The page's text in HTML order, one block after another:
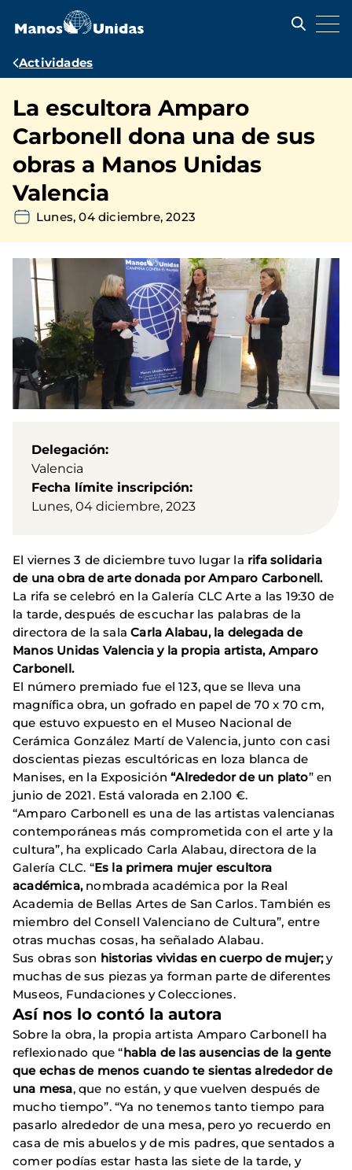
contenido
Ruta
navegación
Actividades
La escultora Amparo
Carbonell dona una de sus
obras a Manos Unidas
Valencia
Lunes, 04 diciembre, 2023
Delegación
Valencia
Fecha límite inscripción
Lunes, 04 diciembre, 2023
El viernes 3 de diciembre tuvo lugar la rifa solidaria
de una obra de arte donada por Amparo Carbonell.
La rifa se celebró en la Galería CLC Arte a las 19:30 de
la tarde, después de escuchar las palabras de la
directora de la salaCarla Alabau, la delegada de
Manos Unidas Valencia y la propia artista, Amparo
Carbonell.
El número premiado fue el 123, que se lleva una
magnífica obra, un gofrado en papel de 70 x 70 cm,
que estuvo expuesto en el Museo Nacional de
Cerámica González Martí de Valencia, junto con casi
doscientas piezas escultóricas en loza blanca de
Manises, en la Exposición“Alrededor de un plato” en
junio de 2021. Está valorada en 2.100 €.
“Amparo Carbonell es una de las artistas valencianas
contemporáneas más comprometida con el arte y la
cultura”, ha explicado Carla Alabau, directora de la
Galería CLC. “Es la primera mujer escultora
académica,nombrada académica por la Real
Academia de Bellas Artes de San Carlos. También es
miembro del Consell Valenciano de Cultura”, entre
otras muchas cosas, ha señalado Alabau.
Sus obras son historias vividas en cuerpo de mujer;y
muchas de sus piezas ya forman parte de diferentes
Museos, Fundaciones y Colecciones.
Así nos lo contó la autora
Sobre la obra, la propia artista Amparo Carbonell ha
reflexionado que “habla de las ausencias de la gente
que echas de menos cuando te sientas alrededor de
una mesa, que no están, y que vuelven después de
mucho tiempo”. “Ya no tenemos tanto tiempo para
pasarlo alrededor de una mesa, pero yo recuerdo en
casa de mis abuelos y de mis padres, que sentados a
comer podías estar hasta las siete de la tarde, y